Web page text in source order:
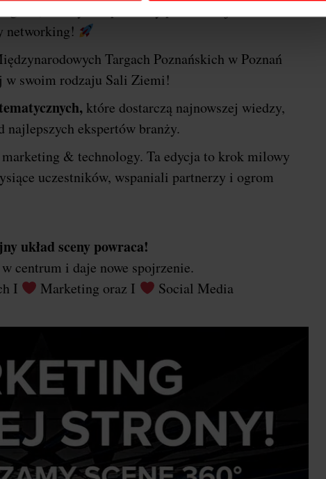
networking!
Targach Poznańskich w Poznań
w swoim rodzaju Sali Ziemi!
które dostarczą najnowszej wiedzy,
ekspertów branży.
& technology. Ta edycja to krok milowy
uczestników, wspaniali partnerzy i ogrom
układ sceny powraca!
centrum i daje nowe spojrzenie.
I
Marketing oraz I Social Media